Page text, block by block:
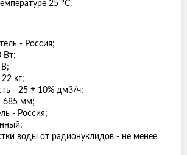
25 °С.
- Россия;
Вт;
кг;
- 25 ± 10% дм3/ч;
685 мм;
- Россия;
воды от радионуклидов - не менее